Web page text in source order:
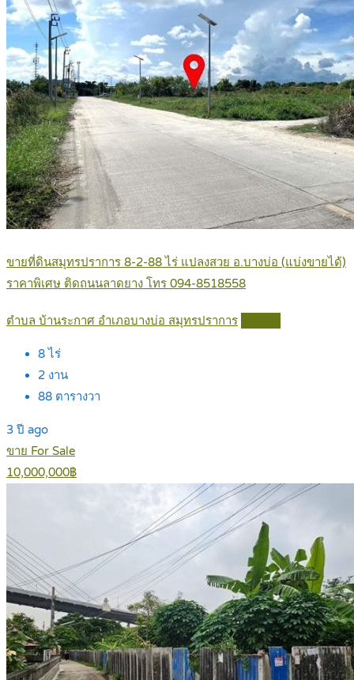
ขายที่ดินสมุทรปราการ 8-2-88 ไร่ แปลงสวย อ.บางบ่อ (แบ่งขายได้)
ราคาพิเศษ ติดถนนลาดยาง โทร 094-8518558
ตำบล บ้านระกาศ อำเภอบางบ่อ สมุทรปราการ
8 ไร่
2 งาน
88 ตารางวา
3 ปี ago
ขาย For Sale
10,000,000฿